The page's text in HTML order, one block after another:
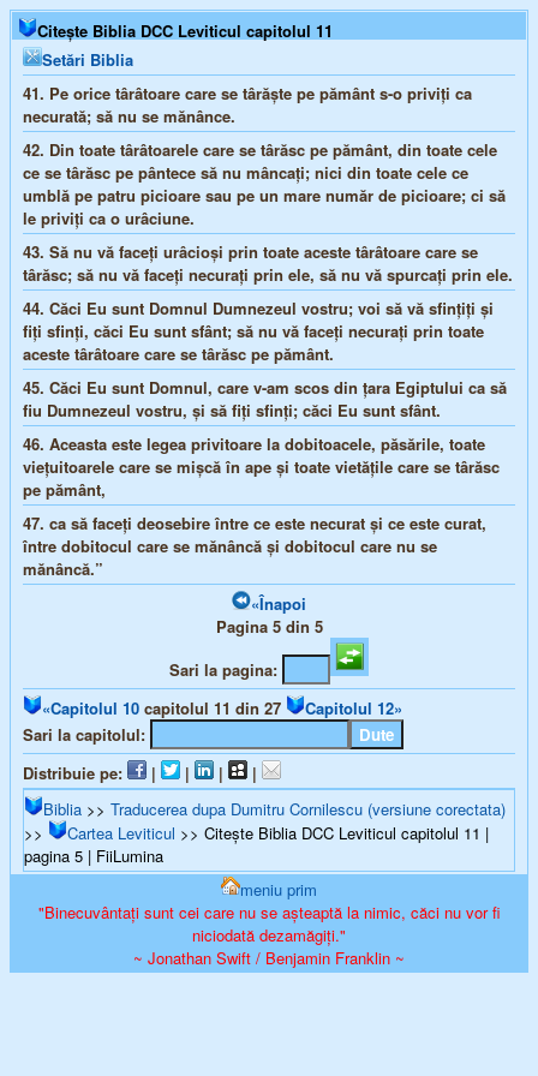
Citește Biblia DCC Leviticul capitolul 11
Setări Biblia
41. Pe orice târâtoare care se târăşte pe pământ s-o priviţi ca
necurată; să nu se mănânce.
42. Din toate târâtoarele care se târăsc pe pământ, din toate cele
ce se târăsc pe pântece să nu mâncaţi; nici din toate cele ce
umblă pe patru picioare sau pe un mare număr de picioare; ci să
le priviţi ca o urâciune.
43. Să nu vă faceţi urâcioşi prin toate aceste târâtoare care se
târăsc; să nu vă faceţi necuraţi prin ele, să nu vă spurcaţi prin ele.
44. Căci Eu sunt Domnul Dumnezeul vostru; voi să vă sfinţiţi şi
fiţi sfinţi, căci Eu sunt sfânt; să nu vă faceţi necuraţi prin toate
aceste târâtoare care se târăsc pe pământ.
45. Căci Eu sunt Domnul, care v-am scos din ţara Egiptului ca să
fiu Dumnezeul vostru, şi să fiţi sfinţi; căci Eu sunt sfânt.
46. Aceasta este legea privitoare la dobitoacele, păsările, toate
vieţuitoarele care se mişcă în ape şi toate vietăţile care se târăsc
pe pământ,
47. ca să faceţi deosebire între ce este necurat şi ce este curat,
între dobitocul care se mănâncă şi dobitocul care nu se
mănâncă.”
«Înapoi
Pagina 5 din 5
Sari la pagina:
«Capitolul 10 capitolul 11 din 27
Capitolul 12»
Sari la capitolul:
Distribuie pe:
| | |
|
Biblia >> Traducerea dupa Dumitru Cornilescu (versiune corectata)
>>
Cartea Leviticul >> Citește Biblia DCC Leviticul capitolul 11 |
pagina 5 | FiiLumina
meniu prim
"Binecuvântați sunt cei care nu se așteaptă la nimic, căci nu vor fi
niciodată dezamăgiți."
~ Jonathan Swift / Benjamin Franklin ~